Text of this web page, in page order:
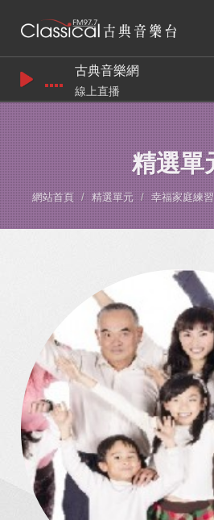
古典音樂網
線上直播